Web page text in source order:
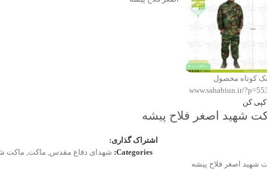
کوتاه محصول
www.sahabiun.ir/
کپی کن
شهید اصغر فلاح پیشه
اشتراک گذاری:
Categories: شهدای دفاع مقدس ماکت ماکت
شهید اصغر فلاح پیشه